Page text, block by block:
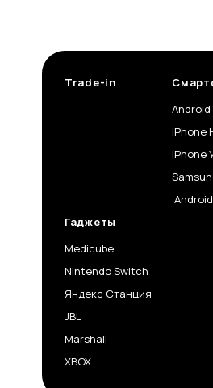
Trade-in
iPhone
iPhone
Гаджеты
Medicube
Nintendo Switch
Яндекс Станция
JBL
Marshall
XBOX